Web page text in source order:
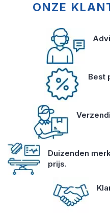
ONZE
Best
Duizenden
prijs.